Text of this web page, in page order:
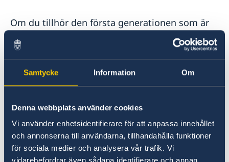
Samtycke Information Om
Denna webbplats använder cookies
Vi använder enhetsidentifierare för att anpassa innehållet
och annonserna till användarna, tillhandahålla funktioner
för sociala medier och analysera vår trafik. Vi
Om du tillhör den första generationen som är
född utomlands kommer din ansökan normalt
att beviljas. Även senare generationer som är
födda utomlands kan få behålla sitt svenska
medborgarskap såvida inte anknytningen till
Sverige är helt bruten.
Blankett för bibehållande av svenskt
medborgarskap finns på Migrationsverkets
hemsida:
Länk till blankett för bibehållande av svenskt